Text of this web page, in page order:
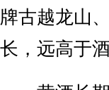
牌古越龙山
长，远高于